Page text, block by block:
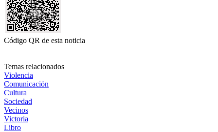
Código QR de esta noticia
Temas relacionados
Violencia
Comunicación
Cultura
Sociedad
Vecinos
Victoria
Libro